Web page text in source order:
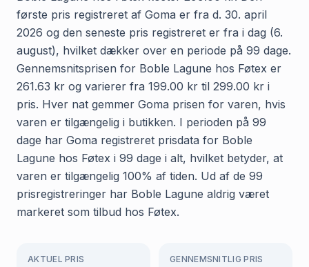
første pris registreret af Goma er fra d. 30. april
2026 og den seneste pris registreret er fra i dag (6.
august), hvilket dækker over en periode på 99 dage.
Gennemsnitsprisen for Boble Lagune hos Føtex er
261.63 kr og varierer fra 199.00 kr til 299.00 kr i
pris. Hver nat gemmer Goma prisen for varen, hvis
varen er tilgængelig i butikken. I perioden på 99
dage har Goma registreret prisdata for Boble
Lagune hos Føtex i 99 dage i alt, hvilket betyder, at
varen er tilgængelig 100% af tiden. Ud af de 99
prisregistreringer har Boble Lagune aldrig været
markeret som tilbud hos Føtex.
AKTUEL PRIS GENNEMSNITLIG PRIS